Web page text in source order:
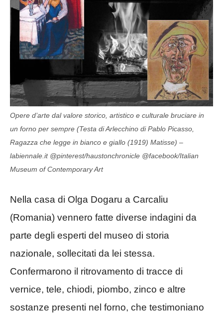
Opere d’arte dal valore storico, artistico e culturale bruciare in
un forno per sempre (Testa di Arlecchino di Pablo Picasso,
Ragazza che legge in bianco e giallo (1919) Matisse) –
labiennale.it @pinterest/haustonchronicle @facebook/Italian
Museum of Contemporary Art
Nella casa di Olga Dogaru a Carcaliu
(Romania) vennero fatte diverse indagini da
parte degli esperti del museo di storia
nazionale, sollecitati da lei stessa.
Confermarono il ritrovamento di tracce di
vernice, tele, chiodi, piombo, zinco e altre
sostanze presenti nel forno, che testimoniano